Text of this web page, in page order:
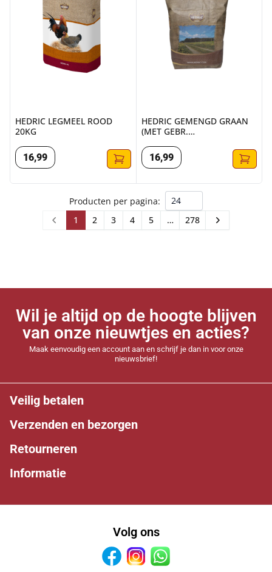
HEDRIC LEGMEEL ROOD
20KG
16,99
HEDRIC GEMENGD GRAAN
(MET GEBR.
16,99
Producten per pagina:
Prev 1 2 3 4 5 … 278 Next
Wil je altijd op de hoogte blijven
van onze nieuwtjes en acties?
Maak eenvoudig een account aan en schrijf je dan in voor onze
nieuwsbrief!
Veilig betalen
Verzenden en bezorgen
Retourneren
Informatie
Volg ons
FacebookInstagram